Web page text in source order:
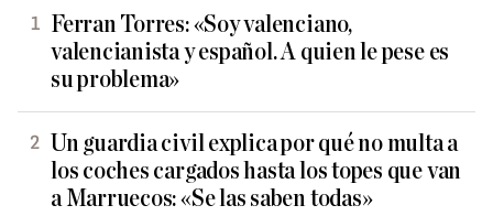
Ferran Torres: «Soy valenciano,
valencianista y español. A quien le pese es
su problema»
Un guardia civil explica por qué no multa a
los coches cargados hasta los topes que van
a Marruecos: «Se las saben todas»